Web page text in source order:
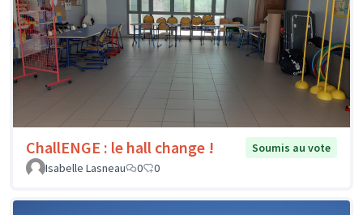
ChallENGE : le hall change !
Soumis au vote
Isabelle Lasneau
0 0